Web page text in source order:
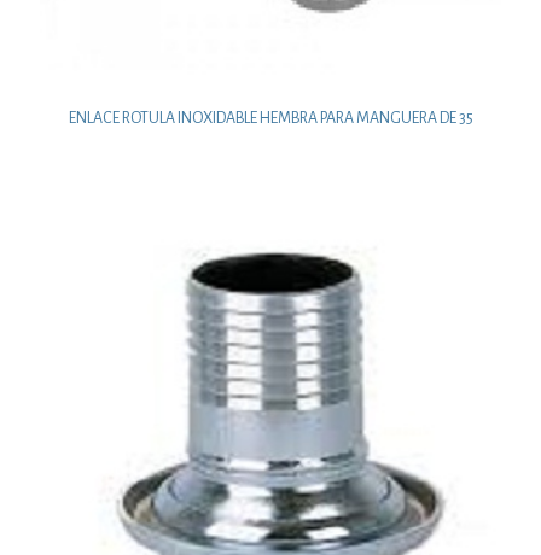
ENLACE ROTULA INOXIDABLE HEMBRA PARA MANGUERA DE 35